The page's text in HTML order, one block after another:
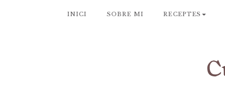
INICI SOBRE MI RECEPTES